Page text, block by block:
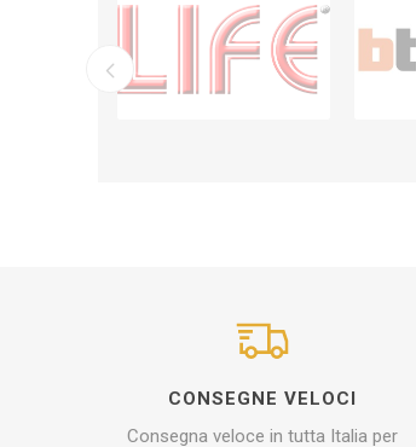
CONSEGNE VELOCI
Consegna veloce in tutta Italia per